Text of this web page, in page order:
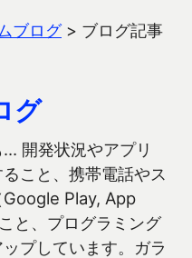
ブログ> ブログ記事
グ
開発状況やアプリ
こと、携帯電話やス
Google Play, App
と、プログラミング
プしています。ガラ